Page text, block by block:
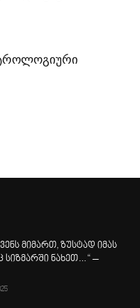
მიმართ, ზუსტად იმას
სიზმარში ნახეთ…“ –